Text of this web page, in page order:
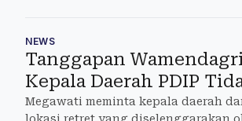
NEWS
Tanggapan
Kepala Daerah PDIP
Megawati meminta kepala daerah